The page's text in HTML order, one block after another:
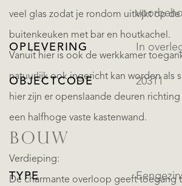
veel glas zodat je rondom uitkijkt op de
buitenkeuken met bar en houtkachel.
Vanuit hier is ook de werkkamer
natuurlijk ook ingericht kan worden als
hier zijn er openslaande deuren
een halfhoge vaste kastenwand.
Verdieping:
De charmante overloop geeft toegang
OPLEVERING In
OBJECTCODE 20311
BOUW
TYPE